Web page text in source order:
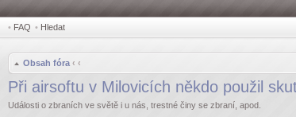
• FAQ • Hledat
Obsah fóra ‹ ‹
Při airsoftu v Milovicích někdo použil
Události o zbraních ve světě i u nás, trestné činy se zbraní, apod.